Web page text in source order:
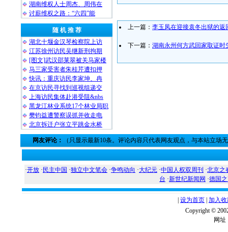
湖南维权人士周杰、周伟在
讨薪维权之路：“六四”能
随 机 推 荐
湖北十堰金汉琴检察院上访
江苏徐州访民吴继新刑拘期
[图文]武汉邵莱翠被关马家楼
马三家受害者朱桂芹遭扣押
快讯：重庆访民李家坤、冉
在京访民寻找到巡视组递交
上海访民集体赴港受阻&nbs
黑龙江林业系统17个林业局职
樊钧益遭警察误抓并收走电
北京拆迁户张立平跳金水桥
上一篇： 李玉凤在迎接袁冬出狱的返
下一篇： 湖南永州何方武回家取证时
网友评论： （只显示最新10条。评论内容只代表网友观点，与本站立场
·开放 · 民主中国 ·独立中文笔会 ·争鸣动向 ·大纪元 ·中国人权双周刊 ·北京之
台 ·新世纪新闻网 ·德国
设为首页 加入
Copyright ©
网址